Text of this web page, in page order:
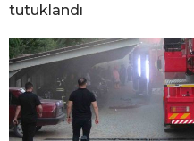
tutuklandı